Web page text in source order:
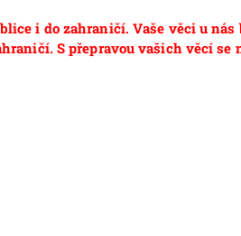
i do zahraničí. Vaše věci u
S přepravou vašich věcí